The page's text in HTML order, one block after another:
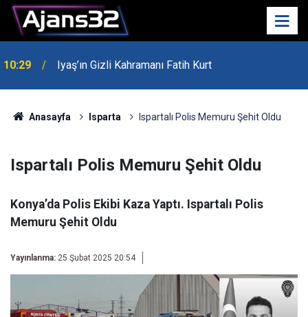
10:29 Iyaş’ın Gizli Kahramanı Fatih Kurt
00:52 Isparta'da Asker Eğlencesinde Kavga Çıktı
Anasayfa Isparta Ispartalı Polis Memuru Şehit Oldu
Ispartalı Polis Memuru Şehit Oldu
Konya’da Polis Ekibi Kaza Yaptı. Ispartalı Polis
Memuru Şehit Oldu
Yayınlanma: 25 Şubat 2025 20:54